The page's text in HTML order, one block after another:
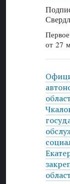
от 27